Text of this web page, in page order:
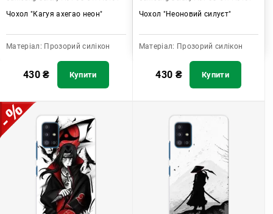
Чохол "Кагуя ахегао неон"
Матеріал: Прозорий силікон
430₴ Купити
Чохол "Неоновий силуєт"
Матеріал: Прозорий силікон
430 ₴ Купити